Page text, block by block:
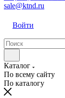
sale@ktnd.ru
Войти
Каталог
По всему сайту
По каталогу